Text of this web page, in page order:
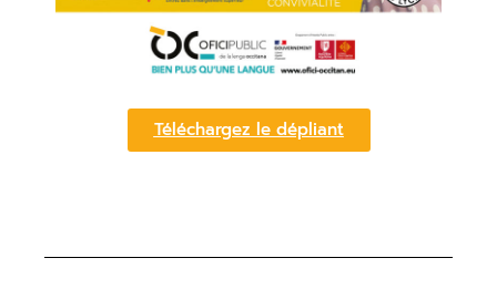
Téléchargez le dépliant